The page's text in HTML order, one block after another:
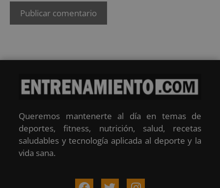
Queremos mantenerte al día en temas de
deportes, fitness, nutrición, salud, recetas
saludables y tecnología aplicada al deporte y la
vida sana.